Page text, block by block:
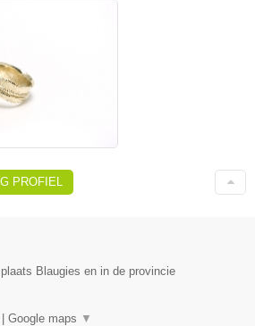
PROFIEL
Blaugies en in de provincie
| Google maps ▼